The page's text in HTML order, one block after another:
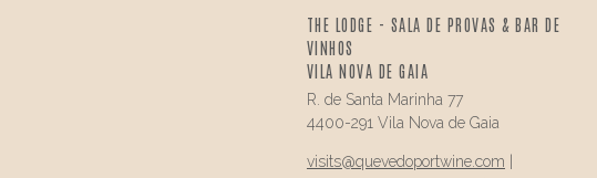
THE LODGE - SALA DE PROVAS & BAR DE
VINHOS
VILA NOVA DE GAIA
R. de Santa Marinha 77
4400-291 Vila Nova de Gaia
visits@quevedoportwine.com